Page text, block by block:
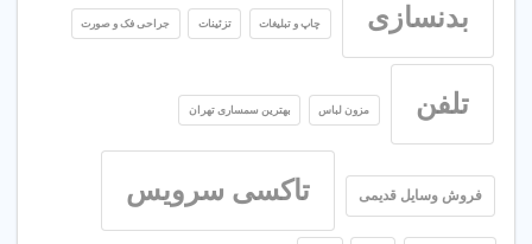
بدنسازی چاپ و تبلیغات تزئینات جراحی فک و صورت
تلفن مزون لباس بهترین سمساری تهران
فروش وسایل قدیمی تاکسی سرویس